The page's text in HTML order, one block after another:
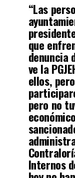
“Las
que
denuncia
ve la
ellos,
pero no
Internos